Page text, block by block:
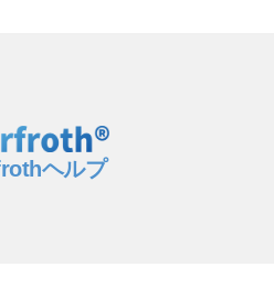
ヘルプ